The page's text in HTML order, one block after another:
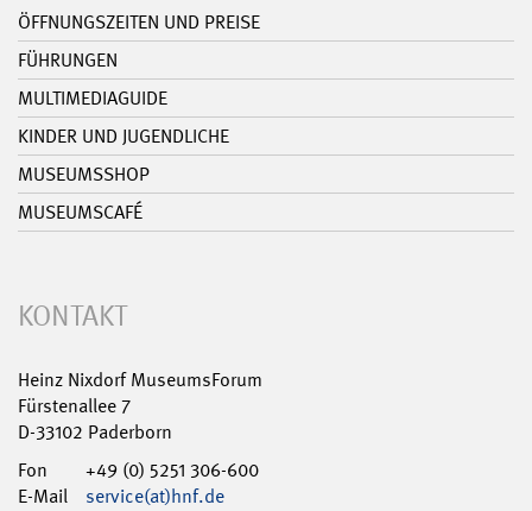
ÖFFNUNGSZEITEN UND PREISE
FÜHRUNGEN
MULTIMEDIAGUIDE
KINDER UND JUGENDLICHE
MUSEUMSSHOP
MUSEUMSCAFÉ
KONTAKT
Heinz Nixdorf MuseumsForum
Fürstenallee 7
D-33102 Paderborn
Fon
+49 (0) 5251 306-600
E-Mail
service(at)hnf.de